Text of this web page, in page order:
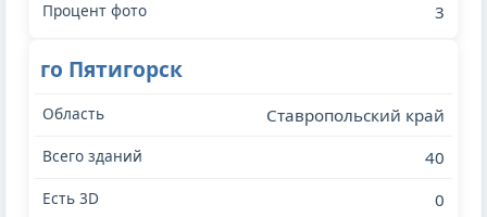
3
го Пятигорск
Ставропольский край
40
0